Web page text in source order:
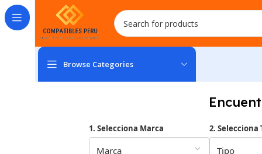
Browse Categories
1. Selecciona Marca 2. Selecciona